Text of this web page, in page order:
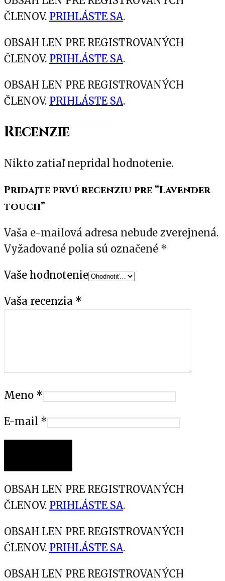
ČLENOV. PRIHLÁSTE SA.
OBSAH LEN PRE REGISTROVANÝCH
ČLENOV. PRIHLÁSTE SA.
OBSAH LEN PRE REGISTROVANÝCH
ČLENOV. PRIHLÁSTE SA.
Recenzie
Nikto zatiaľ nepridal hodnotenie.
Pridajte prvú recenziu pre “Lavender
touch”
Vaša e-mailová adresa nebude zverejnená.
Vyžadované polia sú označené *
Vaše hodnotenie
Vaša recenzia *
Meno *
E-mail *
OBSAH LEN PRE REGISTROVANÝCH
ČLENOV. PRIHLÁSTE SA.
OBSAH LEN PRE REGISTROVANÝCH
ČLENOV. PRIHLÁSTE SA.
OBSAH LEN PRE REGISTROVANÝCH